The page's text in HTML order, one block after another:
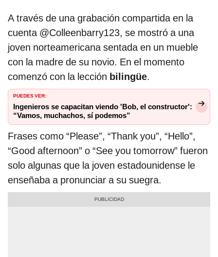
A través de una grabación compartida en la
cuenta @Colleenbarry123, se mostró a una
joven norteamericana sentada en un mueble
con la madre de su novio. En el momento
comenzó con la lección bilingüe.
PUEDES VER:
Ingenieros se capacitan viendo 'Bob, el constructor':
“Vamos, muchachos, sí podemos”
Frases como “Please”, “Thank you”, “Hello”,
“Good afternoon” o “See you tomorrow” fueron
solo algunas que la joven estadounidense le
enseñaba a pronunciar a su suegra.